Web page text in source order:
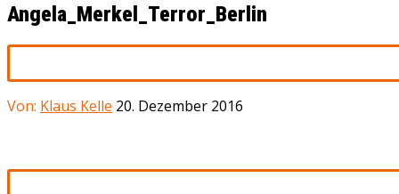
Angela_Merkel_Terror_Berlin
Von: Klaus Kelle 20. Dezember 2016